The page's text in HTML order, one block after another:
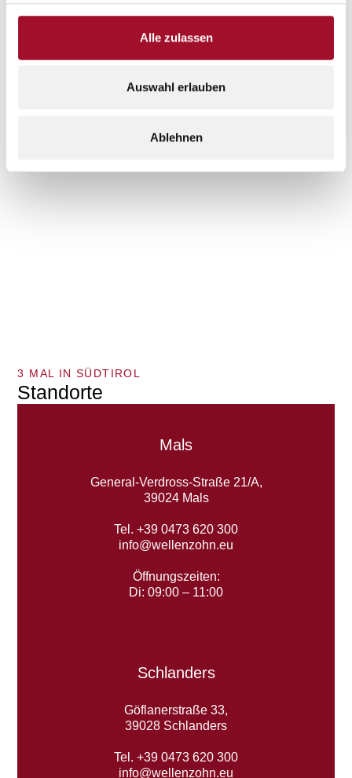
Alle zulassen
Auswahl erlauben
Ablehnen
3 MAL IN SÜDTIROL
Standorte
Mals
General-Verdross-Straße 21/A,
39024 Mals
Tel. +39 0473 620 300
info@wellenzohn.eu
Öffnungszeiten:
Di: 09:00 – 11:00
Schlanders
Göflanerstraße 33,
39028 Schlanders
Tel. +39 0473 620 300
info@wellenzohn.eu